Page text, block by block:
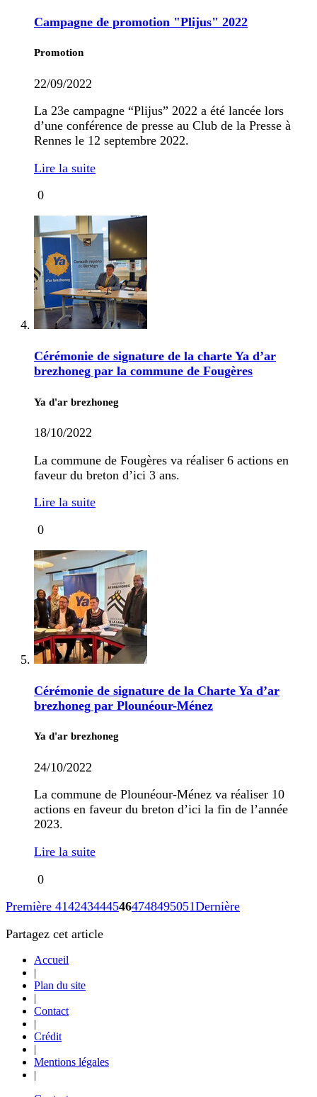
Campagne de promotion "Plijus" 2022
Promotion
22/09/2022
La 23e campagne “Plijus” 2022 a été lancée lors
d’une conférence de presse au Club de la Presse à
Rennes le 12 septembre 2022.
Lire la suite
0
Cérémonie de signature de la charte Ya d’ar
brezhoneg par la commune de Fougères
Ya d'ar brezhoneg
18/10/2022
La commune de Fougères va réaliser 6 actions en
faveur du breton d’ici 3 ans.
Lire la suite
0
Cérémonie de signature de la Charte Ya d’ar
brezhoneg par Plounéour-Ménez
Ya d'ar brezhoneg
24/10/2022
La commune de Plounéour-Ménez va réaliser 10
actions en faveur du breton d’ici la fin de l’année
2023.
Lire la suite
0
Première 4142434445464748495051Dernière
Partagez cet article
Accueil
|
Plan du site
|
Contact
|
Crédit
|
Mentions légales
|